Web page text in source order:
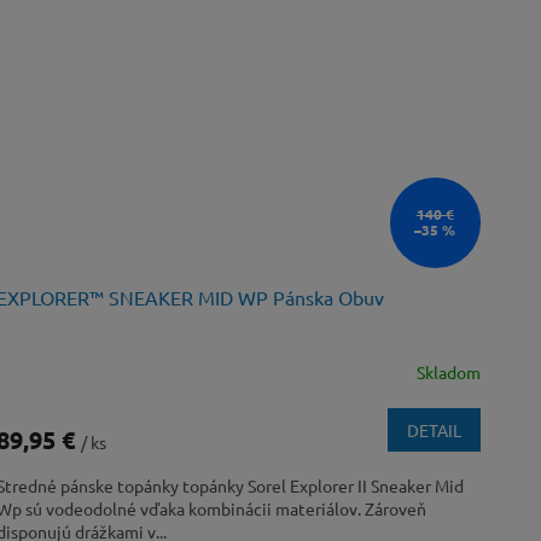
140 €
–35 %
SNEAKER MID WP Pánska Obuv
Skladom
€ / ks
DETAIL
pánske topánky topánky Sorel Explorer II Sneaker Mid
sú vodeodolné vďaka kombinácii materiálov. Zároveň
drážkami v...